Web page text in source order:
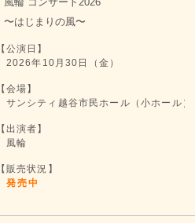
〜はじまりの風〜
【公演日】
2026年10月30日（金）
【会場】
サンシティ越谷市民ホール（小ホール）
【出演者】
風輪
【販売状況】
発売中